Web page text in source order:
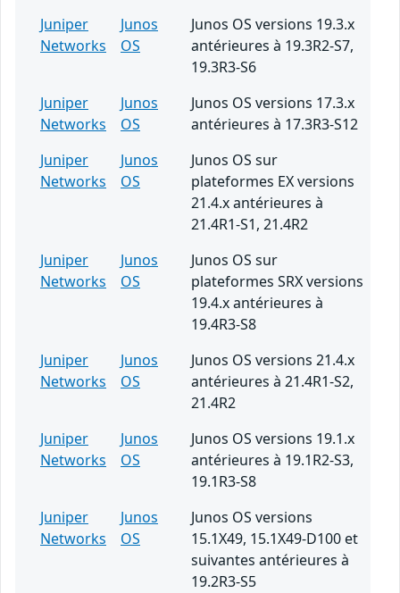
Juniper
Networks
Junos
OS
Junos OS versions 19.3.x
antérieures à 19.3R2-S7,
19.3R3-S6
Juniper
Networks
Junos
OS
Junos OS versions 17.3.x
antérieures à 17.3R3-S12
Juniper
Networks
Junos
OS
Junos OS sur
plateformes EX versions
21.4.x antérieures à
21.4R1-S1, 21.4R2
Juniper
Networks
Junos
OS
Junos OS sur
plateformes SRX versions
19.4.x antérieures à
19.4R3-S8
Juniper
Networks
Junos
OS
Junos OS versions 21.4.x
antérieures à 21.4R1-S2,
21.4R2
Juniper
Networks
Junos
OS
Junos OS versions 19.1.x
antérieures à 19.1R2-S3,
19.1R3-S8
Juniper
Networks
Junos
OS
Junos OS versions
15.1X49, 15.1X49-D100 et
suivantes antérieures à
19.2R3-S5